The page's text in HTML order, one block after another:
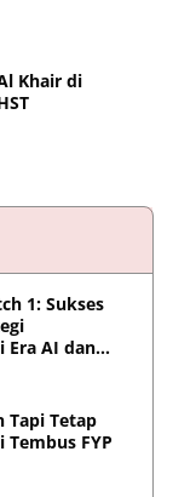
Khair di
1: Sukses
Era AI dan
Tapi Tetap
FYP